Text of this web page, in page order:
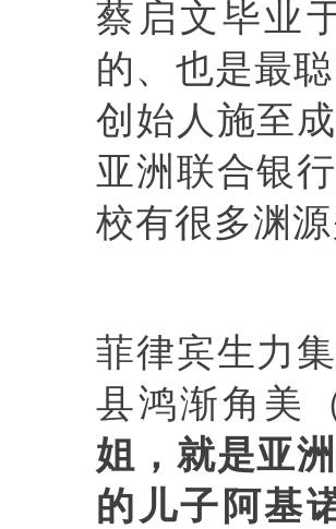
蔡启文毕业
的、也是最
创始人施至
亚洲联合银
校有很多渊源
菲律宾生力
县鸿渐角美
姐 ， 就是亚
的儿子阿基